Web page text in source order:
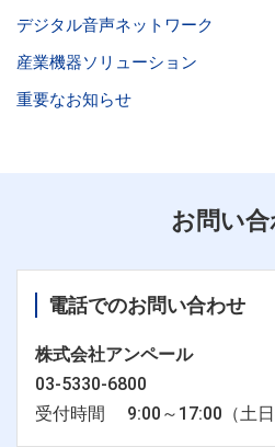
デジタル音声ネットワーク
産業機器ソリューション
重要なお知らせ
お問い
電話でのお問い合わせ
株式会社アンペール
03-5330-6800
受付時間 9:00～17:00（土日